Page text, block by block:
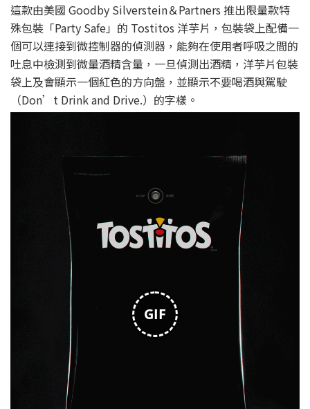
這款由美國 Goodby Silverstein＆Partners 推出限量款特
殊包裝「Party Safe」的 Tostitos 洋芋片，包裝袋上配備一
個可以連接到微控制器的偵測器，能夠在使用者呼吸之間的
吐息中檢測到微量酒精含量，一旦偵測出酒精，洋芋片包裝
袋上及會顯示一個紅色的方向盤，並顯示不要喝酒與駕駛
（Don’t Drink and Drive.）的字樣。
GIF